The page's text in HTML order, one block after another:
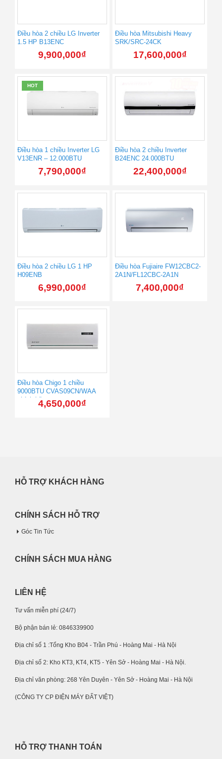
Điều hòa 2 chiều LG Inverter
1.5 HP B13ENC
9,900,000₫
Điều hòa Mitsubishi Heavy
SRK/SRC-24CK
17,600,000₫
HOT
Điều hòa 1 chiều Inverter LG
V13ENR – 12.000BTU
7,790,000₫
Điều hòa 2 chiều Inverter
B24ENC 24.000BTU
22,400,000₫
Điều hòa 2 chiều LG 1 HP
H09ENB
6,990,000₫
Điều hòa Fujiaire FW12CBC2-
2A1N/FL12CBC-2A1N
7,400,000₫
Điều hòa Chigo 1 chiều
9000BTU CVAS09CN/WAA
chính hãng4,650,000₫
HỖ TRỢ KHÁCH HÀNG
CHÍNH SÁCH HỖ TRỢ
Góc Tin Tức
CHÍNH SÁCH MUA HÀNG
LIÊN HỆ
Tư vấn miễn phí (24/7)
Bộ phận bán lẻ: 0846339900
Địa chỉ số 1 :Tổng Kho B04 - Trần Phú - Hoàng Mai - Hà Nội
Địa chỉ số 2: Kho KT3, KT4, KT5 - Yên Sở - Hoàng Mai - Hà Nội.
Địa chỉ văn phòng: 268 Yên Duyên - Yên Sở - Hoàng Mai - Hà Nội
(CÔNG TY CP ĐIỆN MÁY ĐẤT VIỆT)
HỖ TRỢ THANH TOÁN